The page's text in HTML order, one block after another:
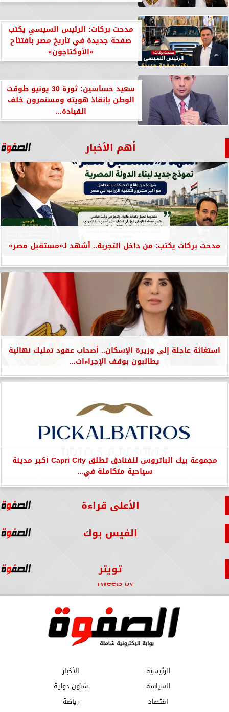
مدحت بركات: الرئيس السيسي يكتب
صفحة جديدة في تاريخ مصر بافتتاح
«الأوكتاجون»
سعيد حساسين: ثورة 30 يونيو طوقت
الوطن بإنقاذ هويته ومستمرون خلف
القيادة...
أهم الأخبار
مدحت بركات يكتب: من داخل التجربة.. أشهد لـ«مستقبل مصر»
استغاثة عاجلة إلى وزيرة الإسكان.. أصحاب عقود تمليك نهائية
يطالبون بوقف الإجراءات...
مجموعة بيك الباتروس للفنادق تطلق Capri City أكبر مدينة
سياحية متكاملة في...
الأعلى قراءة
الفيس بوك
تويتر
Tweets by
الرئيسية
الأخبار
السياسة
شئون دولية
اقتصاد
رياضة